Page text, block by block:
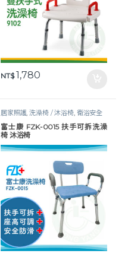
NT$1,780
居家照護,洗澡椅 / 沐浴椅, 衛浴安全
富士康 FZK-0015 扶手可拆洗澡
椅 沐浴椅